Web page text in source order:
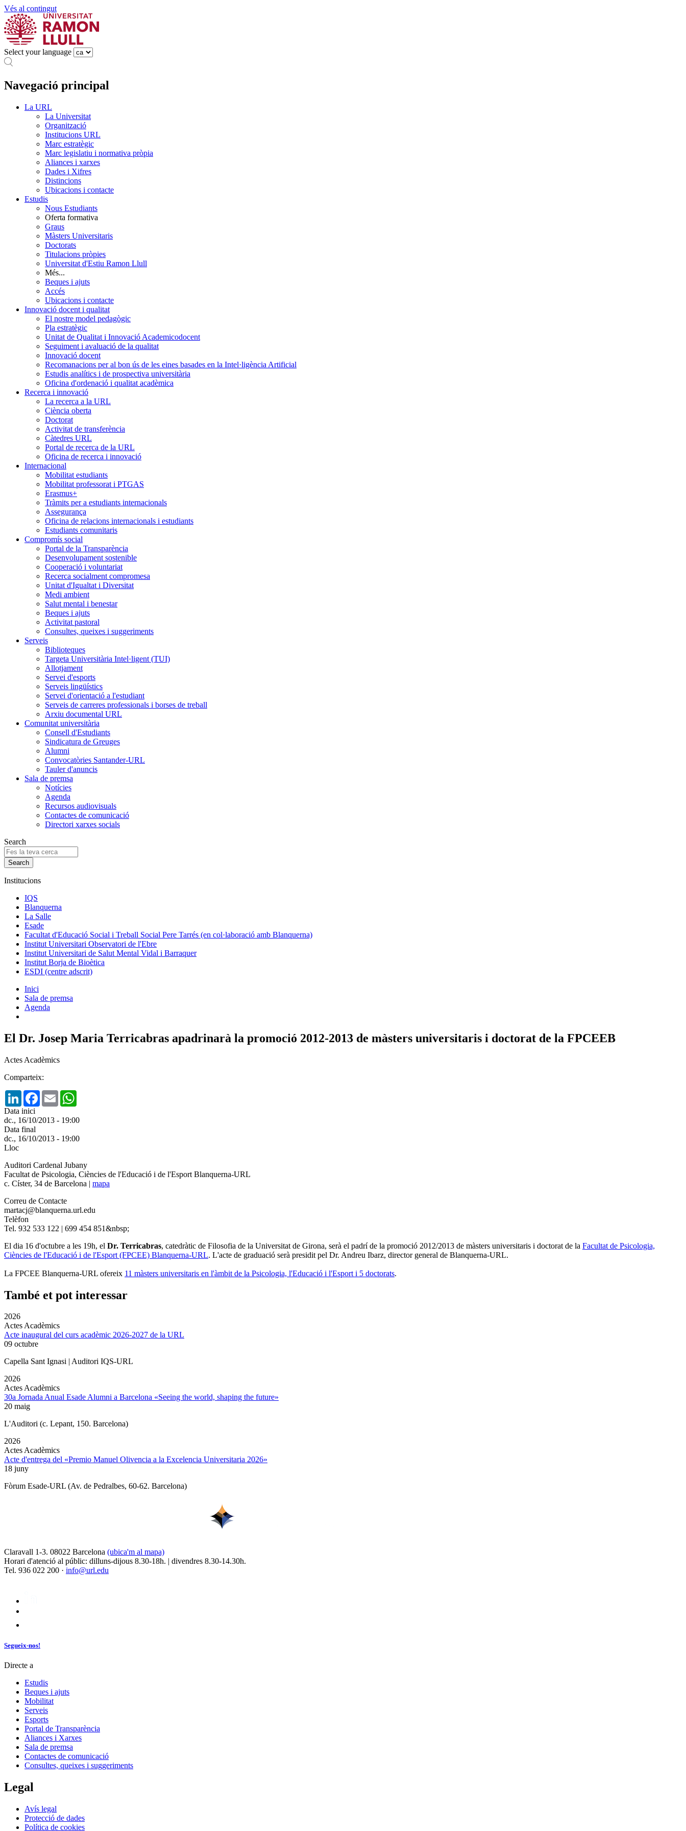
Vés al contingut
Select your language
Navegació principal
La URL
La Universitat
Organització
Institucions URL
Marc estratègic
Marc legislatiu i normativa pròpia
Aliances i xarxes
Dades i Xifres
Distincions
Ubicacions i contacte
Estudis
Nous Estudiants
Oferta formativa
Graus
Màsters Universitaris
Doctorats
Titulacions pròpies
Universitat d'Estiu Ramon Llull
Més...
Beques i ajuts
Accés
Ubicacions i contacte
Innovació docent i qualitat
El nostre model pedagògic
Pla estratègic
Unitat de Qualitat i Innovació Academicodocent
Seguiment i avaluació de la qualitat
Innovació docent
Recomanacions per al bon ús de les eines basades en la Intel·ligència Artificial
Estudis analítics i de prospectiva universitària
Oficina d'ordenació i qualitat acadèmica
Recerca i innovació
La recerca a la URL
Ciència oberta
Doctorat
Activitat de transferència
Càtedres URL
Portal de recerca de la URL
Oficina de recerca i innovació
Internacional
Mobilitat estudiants
Mobilitat professorat i PTGAS
Erasmus+
Tràmits per a estudiants internacionals
Assegurança
Oficina de relacions internacionals i estudiants
Estudiants comunitaris
Compromís social
Portal de la Transparència
Desenvolupament sostenible
Cooperació i voluntariat
Recerca socialment compromesa
Unitat d'Igualtat i Diversitat
Medi ambient
Salut mental i benestar
Beques i ajuts
Activitat pastoral
Consultes, queixes i suggeriments
Serveis
Biblioteques
Targeta Universitària Intel·ligent (TUI)
Allotjament
Servei d'esports
Serveis lingüístics
Servei d'orientació a l'estudiant
Serveis de carreres professionals i borses de treball
Arxiu documental URL
Comunitat universitària
Consell d'Estudiants
Sindicatura de Greuges
Alumni
Convocatòries Santander-URL
Tauler d'anuncis
Sala de premsa
Notícies
Agenda
Recursos audiovisuals
Contactes de comunicació
Directori xarxes socials
Search
Institucions
IQS
Blanquerna
La Salle
Esade
Facultat d'Educació Social i Treball Social Pere Tarrés (en col·laboració amb Blanquerna)
Institut Universitari Observatori de l'Ebre
Institut Universitari de Salut Mental Vidal i Barraquer
Institut Borja de Bioètica
ESDI (centre adscrit)
Inici
Sala de premsa
Agenda
El Dr. Josep Maria Terricabras apadrinarà la promoció 2012-2013 de màsters universitaris i doctorat de la FPCEEB
Actes Acadèmics
Comparteix:
LinkedInFacebook
Email
Data inici
dc., 16/10/2013 - 19:00
Data final
dc., 16/10/2013 - 19:00
Lloc
Auditori Cardenal Jubany
Facultat de Psicologia, Ciències de l'Educació i de l'Esport Blanquerna-URL
c. Císter, 34 de Barcelona | mapa
Correu de Contacte
martacj@blanquerna.url.edu
Telèfon
Tel. 932 533 122 | 699 454 851&nbsp;
El dia 16 d'octubre a les 19h, el Dr. Terricabras, catedràtic de Filosofia de la Universitat de Girona, serà el padrí de la promoció 2012/2013 de màsters universitaris i doctorat de la Facultat de Psicologia,
Ciències de l'Educació i de l'Esport (FPCEE) Blanquerna-URL. L'acte de graduació serà presidit pel Dr. Andreu Ibarz, director general de Blanquerna-URL.
La FPCEE Blanquerna-URL ofereix 11 màsters universitaris en l'àmbit de la Psicologia, l'Educació i l'Esport i 5 doctorats.
També et pot interessar
2026
Actes Acadèmics
Acte inaugural del curs acadèmic 2026-2027 de la URL
09 octubre
Capella Sant Ignasi | Auditori IQS-URL
2026
Actes Acadèmics
30a Jornada Anual Esade Alumni a Barcelona «Seeing the world, shaping the future»
20 maig
L'Auditori (c. Lepant, 150. Barcelona)
2026
Actes Acadèmics
Acte d'entrega del «Premio Manuel Olivencia a la Excelencia Universitaria 2026»
18 juny
Fòrum Esade-URL (Av. de Pedralbes, 60-62. Barcelona)
Claravall 1-3. 08022 Barcelona (ubica'm al mapa)
Horari d'atenció al públic: dilluns-dijous 8.30-18h. | divendres 8.30-14.30h.
Tel. 936 022 200 · info@url.edu
Segueix-nos!
Directe a
Estudis
Beques i ajuts
Mobilitat
Serveis
Esports
Portal de Transparència
Aliances i Xarxes
Sala de premsa
Contactes de comunicació
Consultes, queixes i suggeriments
Legal
Avís legal
Protecció de dades
Política de cookies